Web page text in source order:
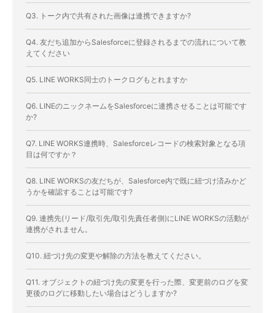
Q3. トーク内で共有された画像は連携できますか?
Q4. 友だち追加からSalesforceに登録されるまでの流れについて教
えてください
Q5. LINE WORKS同士のトークログもとれますか
Q6. LINEのニックネームをSalesforceに連携させることは可能です
か?
Q7. LINE WORKS連携時、Salesforceレコードの検索対象となる項
目は何ですか？
Q8. LINE WORKSの友だちが、Salesforce内で既に紐づけ済みかど
うかを確認することは可能です?
Q9. 連携先(リード/取引先/取引先責任者側)にLINE WORKSの活動が
連携がされません。
Q10. 紐づけ先の変更や解除の方法を教えてください。
Q11. オブジェクトの紐づけ先の変更を行った際、変更前のログを変
更後のログに移動したい場合はどうしますか?